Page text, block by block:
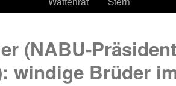
(NABU-
windige Brüder